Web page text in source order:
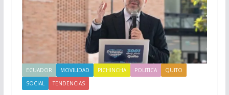
ECUADOR MOVILIDAD PICHINCHA POLITICA
QUITO
SOCIAL
TENDENCIAS